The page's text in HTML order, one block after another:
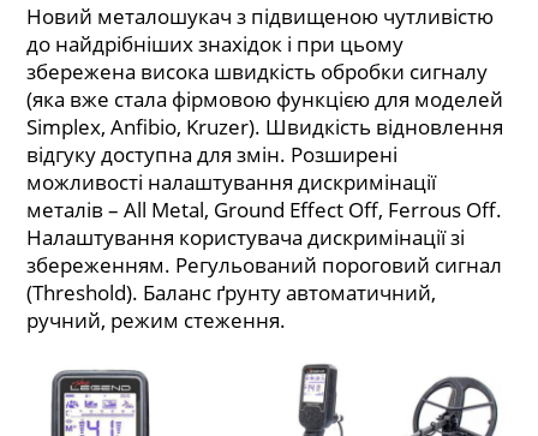
Новий металошукач з підвищеною чутливістю
до найдрібніших знахідок і при цьому
збережена висока швидкість обробки сигналу
(яка вже стала фірмовою функцією для моделей
Simplex, Anfibio, Kruzer). Швидкість відновлення
відгуку доступна для змін. Розширені
можливості налаштування дискримінації
металів – All Metal, Ground Effect Off, Ferrous Off.
Налаштування користувача дискримінації зі
збереженням. Регульований пороговий сигнал
(Threshold). Баланс ґрунту автоматичний,
ручний, режим стеження.